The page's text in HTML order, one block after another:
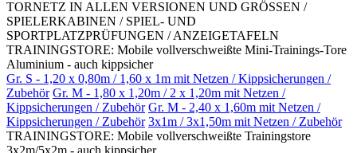
TORNETZ IN ALLEN VERSIONEN UND GRÖSSEN /
SPIELERKABINEN / SPIEL- UND
SPORTPLATZPRÜFUNGEN / ANZEIGETAFELN
TRAININGSTORE: Mobile vollverschweißte Mini-Trainings-Tore
Aluminium - auch kippsicher
Gr. S - 1,20 x 0,80m / 1,60 x 1m mit Netzen / Kippsicherungen /
Zubehör Gr. M - 1,80 x 1,20m / 2 x 1,20m mit Netzen /
Kippsicherungen / Zubehör Gr. M - 2,40 x 1,60m mit Netzen /
Kippsicherungen / Zubehör 3x1m / 3x1,50m mit Netzen / Zubehör
TRAININGSTORE: Mobile vollverschweißte Trainingstore
3x2m/5x2m - auch kippsicher